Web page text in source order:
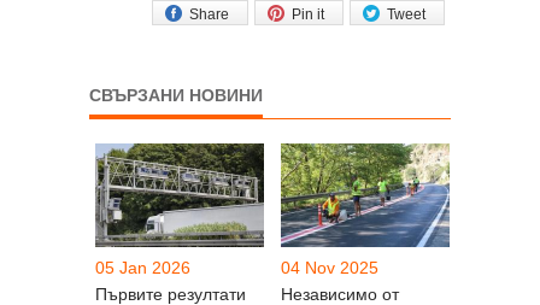
Tweet
Pin it
Share
СВЪРЗАНИ НОВИНИ
05 Jan 2026
Първите резултати
04 Nov 2025
Независимо от